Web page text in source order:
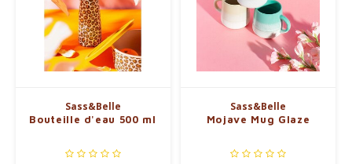
Sass&Belle
Bouteille d'eau 500 ml
Sass&Belle
Mojave Mug Glaze